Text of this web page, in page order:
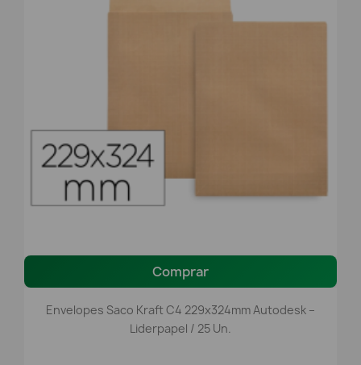
Comprar
Envelopes Saco Kraft C4 229x324mm Autodesk –
Liderpapel / 25 Un.